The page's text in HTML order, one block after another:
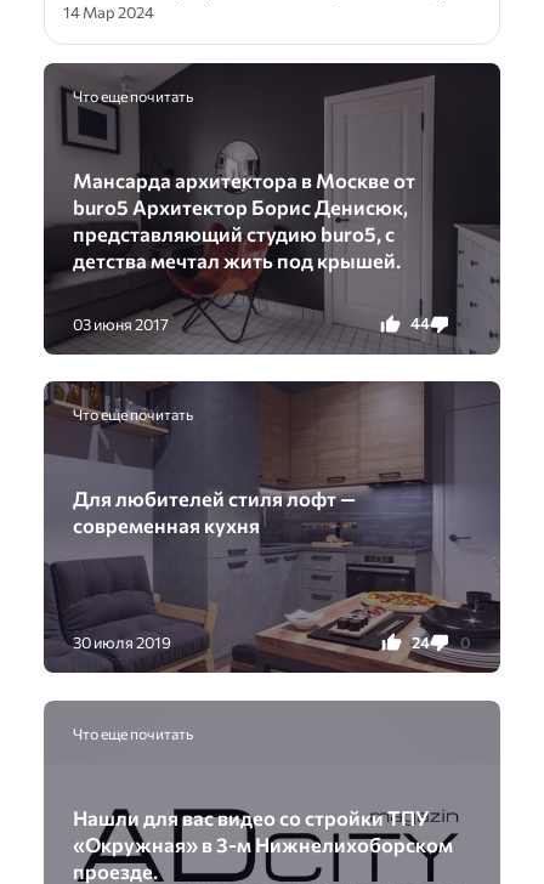
14 Мар 2024
Что еще почитать
Мансарда архитектора в Москве от
buro5 Архитектор Борис Денисюк,
представляющий студию buro5, с
детства мечтал жить под крышей.
03 июня 2017 44 0
Что еще почитать
Для любителей стиля лофт —
современная кухня
30 июля 2019 24 0
Что еще почитать
Нашли для вас видео со стройки ТПУ
«Окружная» в 3-м Нижнелихоборском
проезде.